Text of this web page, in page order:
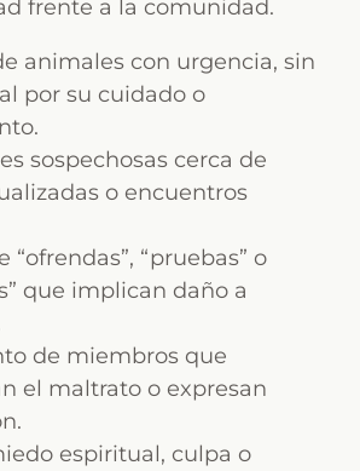
frente a la comunidad.
animales con urgencia, sin
por su cuidado o
sospechosas cerca de
o encuentros
“ofrendas”, “pruebas” o
que implican daño a
de miembros que
el maltrato o expresan
espiritual, culpa o